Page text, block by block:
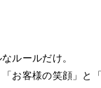
ルールだけ。
お客様の笑顔」と